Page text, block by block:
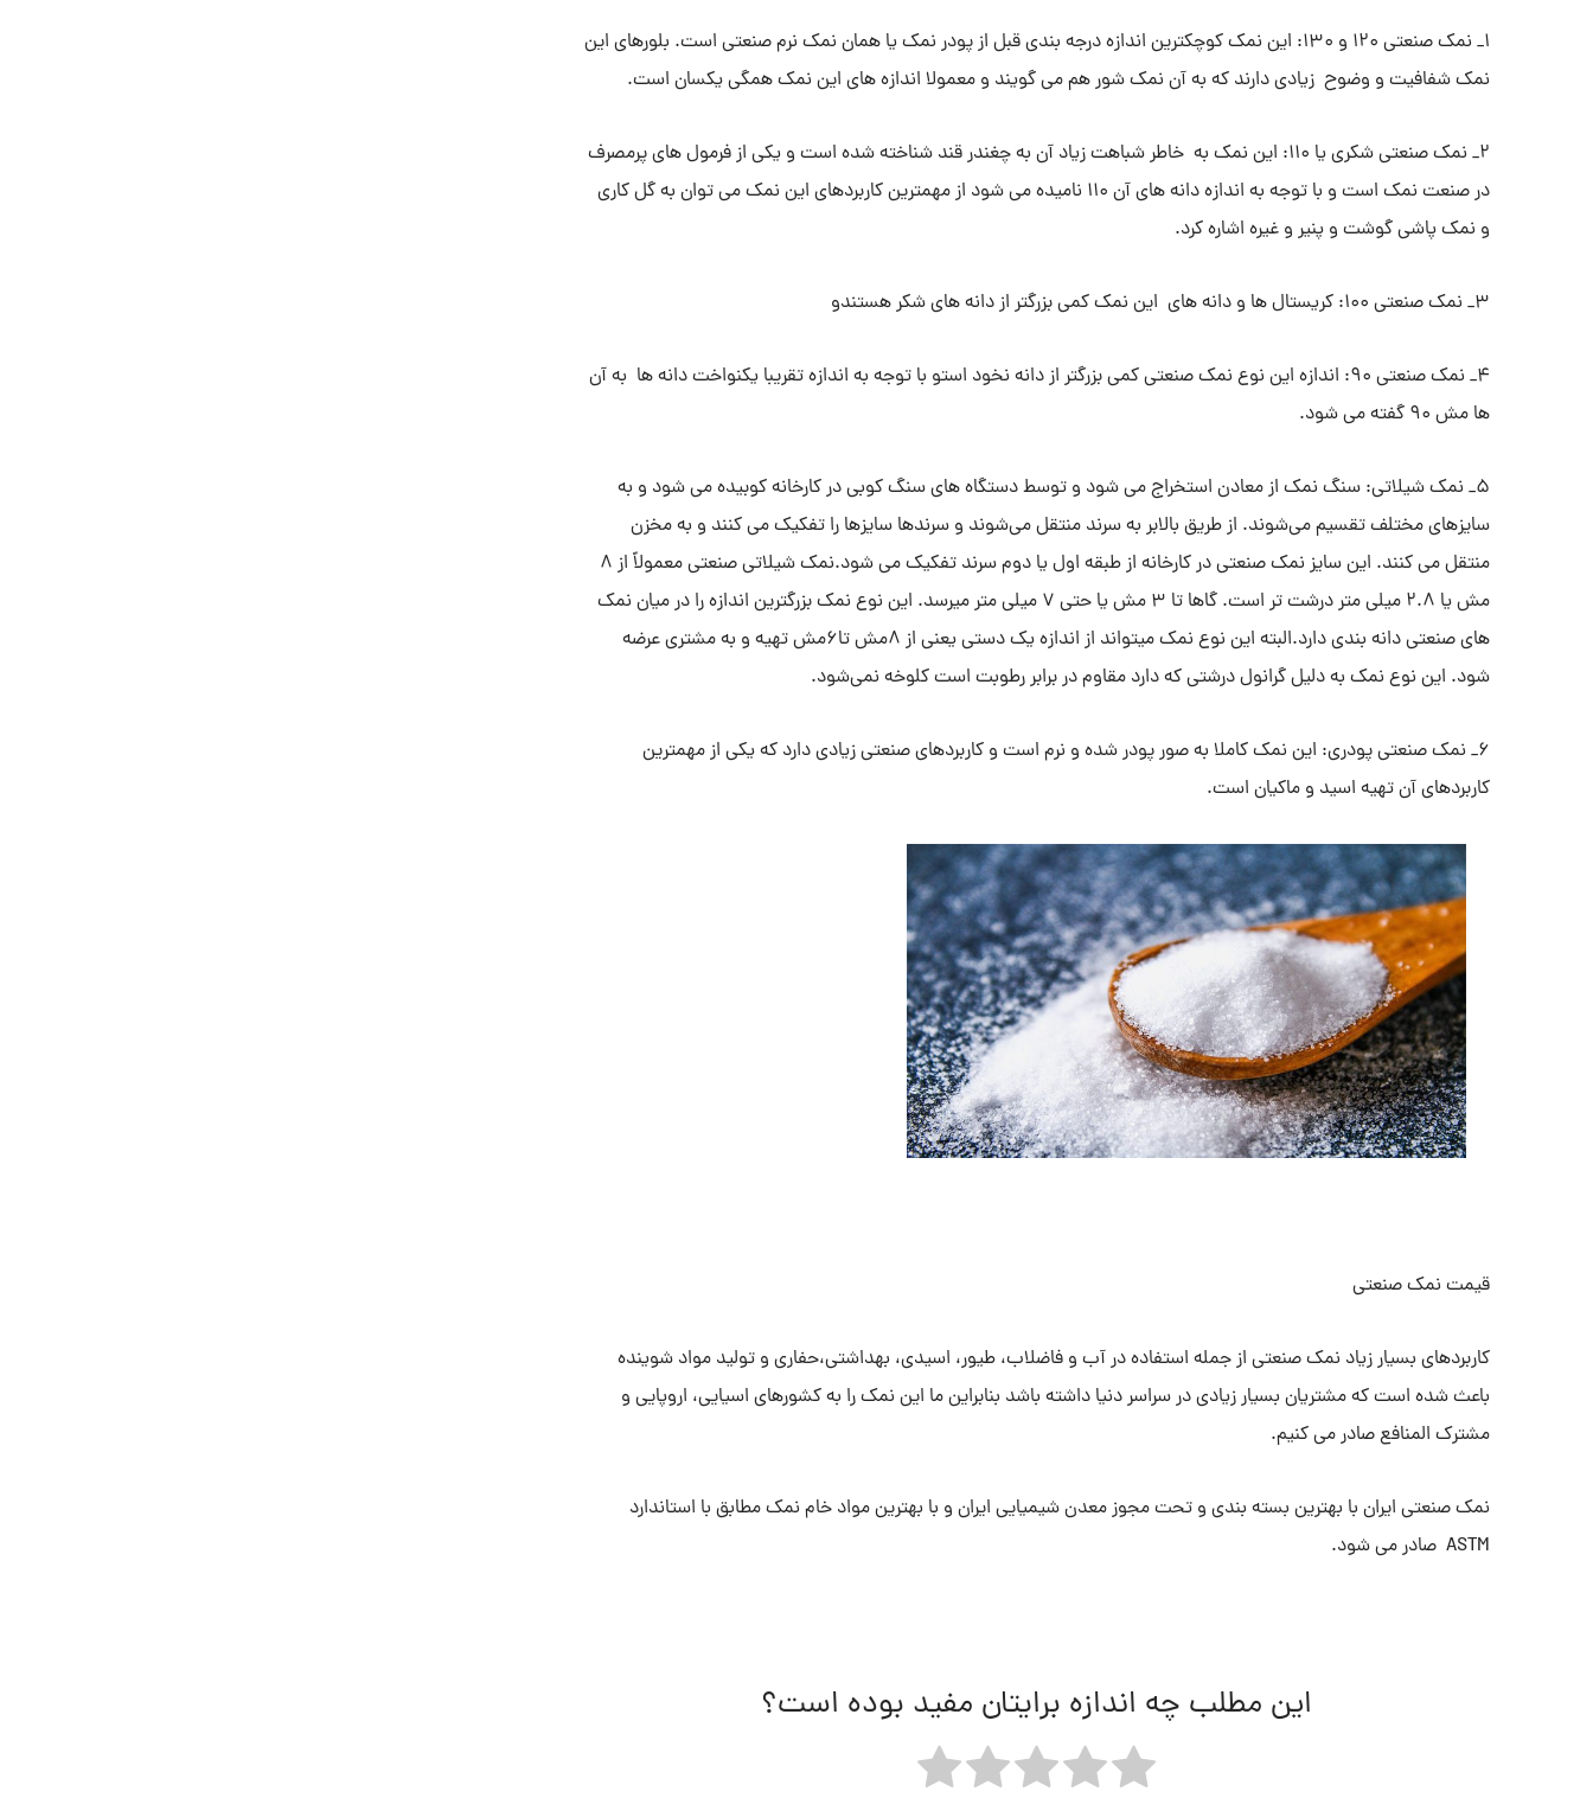
1_ نمک صنعتی 120 و 130: این نمک کوچکترین اندازه درجه بندی قبل از پودر نمک یا همان نمک نرم صنعتی است. بلورهای این
نمک شفافیت و وضوح زیادی دارند که به آن نمک شور هم می گویند و معمولا اندازه های این نمک همگی یکسان است.
2_ نمک صنعتی شکری یا 110: این نمک به خاطر شباهت زیاد آن به چغندر قند شناخته شده است و یکی از فرمول های پرمصرف
در صنعت نمک است و با توجه به اندازه دانه های آن 110 نامیده می شود از مهمترین کاربردهای این نمک می توان به گل کاری
و نمک پاشی گوشت و پنیر و غیره اشاره کرد.
3_ نمک صنعتی 100: کریستال ها و دانه های این نمک کمی بزرگتر از دانه های شکر هستندو
4_ نمک صنعتی 90: اندازه این نوع نمک صنعتی کمی بزرگتر از دانه نخود استو با توجه به اندازه تقریبا یکنواخت دانه ها به آن
ها مش 90 گفته می شود.
5_ نمک شیلاتی: سنگ نمک از معادن استخراج می شود و توسط دستگاه های سنگ کوبی در کارخانه کوبیده می شود و به
سایزهای مختلف تقسیم می‌شوند. از طریق بالابر به سرند منتقل می‌شوند و سرندها سایزها را تفکیک می کنند و به مخزن
منتقل می کنند. این سایز نمک صنعتی در کارخانه از طبقه اول یا دوم سرند تفکیک می شود.نمک شیلاتی صنعتی معمولاً از 8
مش یا 2.8 میلی متر درشت تر است. گاها تا 3 مش یا حتی 7 میلی متر میرسد. این نوع نمک بزرگترین اندازه را در میان نمک
های صنعتی دانه بندی دارد.البته این نوع نمک میتواند از اندازه یک دستی یعنی از 8مش تا6مش تهیه و به مشتری عرضه
شود. این نوع نمک به دلیل گرانول درشتی که دارد مقاوم در برابر رطوبت است کلوخه نمی‌شود.
6_ نمک صنعتی پودری: این نمک کاملا به صور پودر شده و نرم است و کاربردهای صنعتی زیادی دارد که یکی از مهمترین
کاربردهای آن تهیه اسید و ماکیان است.
قیمت نمک صنعتی
کاربردهای بسیار زیاد نمک صنعتی از جمله استفاده در آب و فاضلاب، طیور، اسیدی، بهداشتی،حفاری و تولید مواد شوینده
باعث شده است که مشتریان بسیار زیادی در سراسر دنیا داشته باشد بنابراین ما این نمک را به کشورهای اسیایی، اروپایی و
مشترک المنافع صادر می کنیم.
نمک صنعتی ایران با بهترین بسته بندی و تحت مجوز معدن شیمیایی ایران و با بهترین مواد خام نمک مطابق با استاندارد
ASTM صادر می شود.
این مطلب چه اندازه برایتان مفید بوده است؟